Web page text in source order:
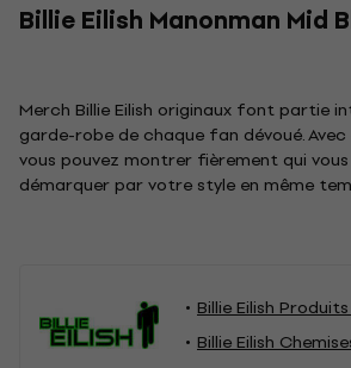
Billie Eilish Manonman Mid
Merch Billie Eilish originaux font partie
garde-robe de chaque fan dévoué. Avec
vous pouvez montrer fièrement qui
démarquer par votre style en même
Billie Eilish
Billie Eilish